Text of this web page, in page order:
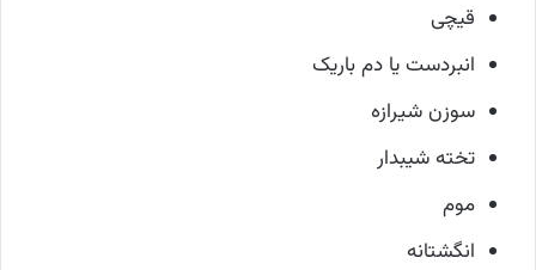
قیچی
انبردست یا دم باریک
سوزن شیرازه
تخته شیبدار
موم
انگشتانه